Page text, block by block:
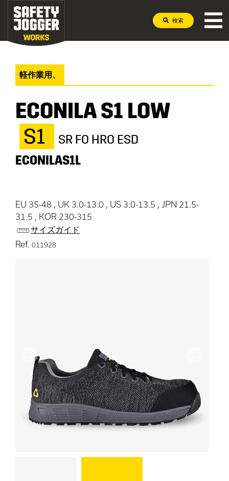
検索
軽作業用、
ECONILA S1 LOW
S1
SR FO HRO ESD
ECONILAS1L
EU 35-48 , UK 3.0-13.0 , US 3.0-13.5 , JPN 21.5-
31.5 , KOR 230-315
サイズガイド
Ref. 011928
前